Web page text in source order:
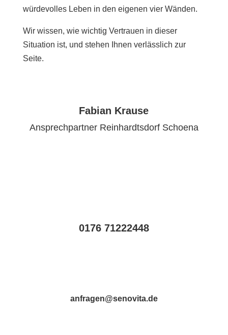
würdevolles Leben in den eigenen vier Wänden.
Wir wissen, wie wichtig Vertrauen in dieser
Situation ist, und stehen Ihnen verlässlich zur
Seite.
Fabian Krause
Ansprechpartner Reinhardtsdorf Schoena
0176 71222448
anfragen@senovita.de